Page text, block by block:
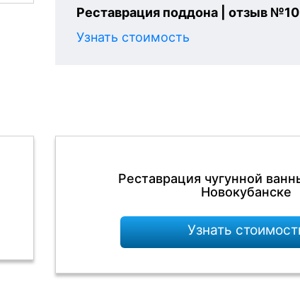
Реставрация поддона | отзыв №10
Узнать стоимость
Реставрация чугунной
Новокубанске
Узнать